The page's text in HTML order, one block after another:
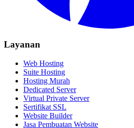
Layanan
Web Hosting
Suite Hosting
Hosting Murah
Dedicated Server
Virtual Private Server
Sertifikat SSL
Website Builder
Jasa Pembuatan Website